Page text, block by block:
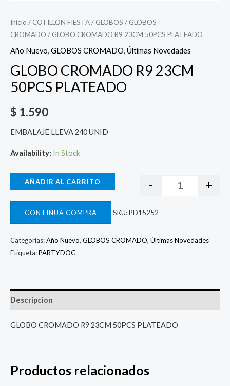
Inicio / COTILLON FIESTA/ GLOBOS / GLOBOS
CROMADO / GLOBO CROMADO R9 23CM 50PCS PLATEADO
Año Nuevo, GLOBOS CROMADO, Últimas Novedades
GLOBO CROMADO R9 23CM
50PCS PLATEADO
$ 1.590
EMBALAJE LLEVA 240 UNID
Availability: In Stock
- +
AÑADIR AL CARRITO
CONTINUA COMPRA SKU:PD15252
Categorías:Año Nuevo, GLOBOS CROMADO, Últimas Novedades
Etiqueta:PARTYDOG
Descripcion
GLOBO CROMADO R9 23CM 50PCS PLATEADO
Productos relacionados